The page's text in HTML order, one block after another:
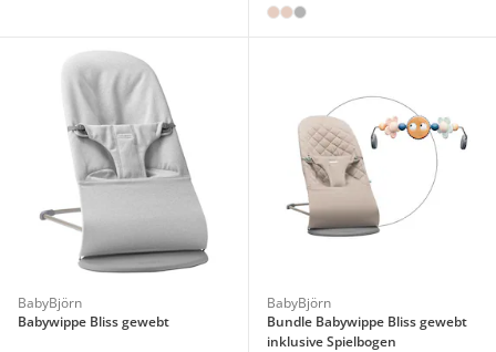
BabyBjörn
Babywippe Bliss gewebt
BabyBjörn
Bundle Babywippe Bliss gewebt
inklusive Spielbogen